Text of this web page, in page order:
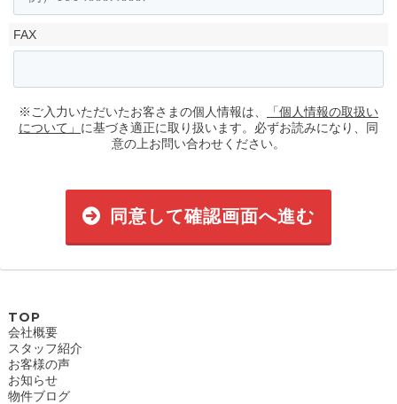
FAX
※ご入力いただいたお客さまの個人情報は、
「個人情報の取扱い
について」 に基づき適正に取り扱います。必ずお読みになり、同
意の上お問い合わせください。
同意して確認画面へ進む
TOP
会社概要
スタッフ紹介
お客様の声
お知らせ
物件ブログ